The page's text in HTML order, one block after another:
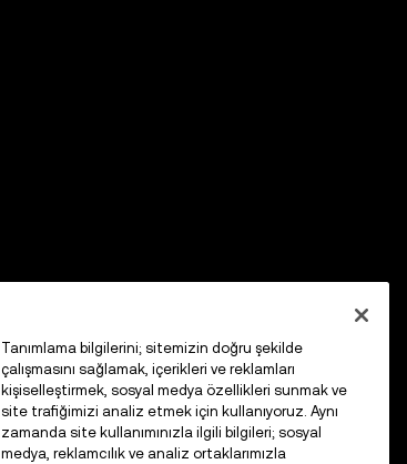
Tanımlama bilgilerini; sitemizin doğru şekilde
çalışmasını sağlamak, içerikleri ve reklamları
kişiselleştirmek, sosyal medya özellikleri sunmak ve
site trafiğimizi analiz etmek için kullanıyoruz. Aynı
zamanda site kullanımınızla ilgili bilgileri; sosyal
medya, reklamcılık ve analiz ortaklarımızla